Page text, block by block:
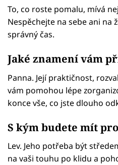
To, co roste pomalu, mívá
Nespěchejte na sebe ani na
správný čas.
Jaké znamení vám
Panna. Její praktičnost,
vám pomohou lépe
konce vše, co jste dlouho
S kým budete mít
Lev. Jeho potřeba být
na vaši touhu po klidu a